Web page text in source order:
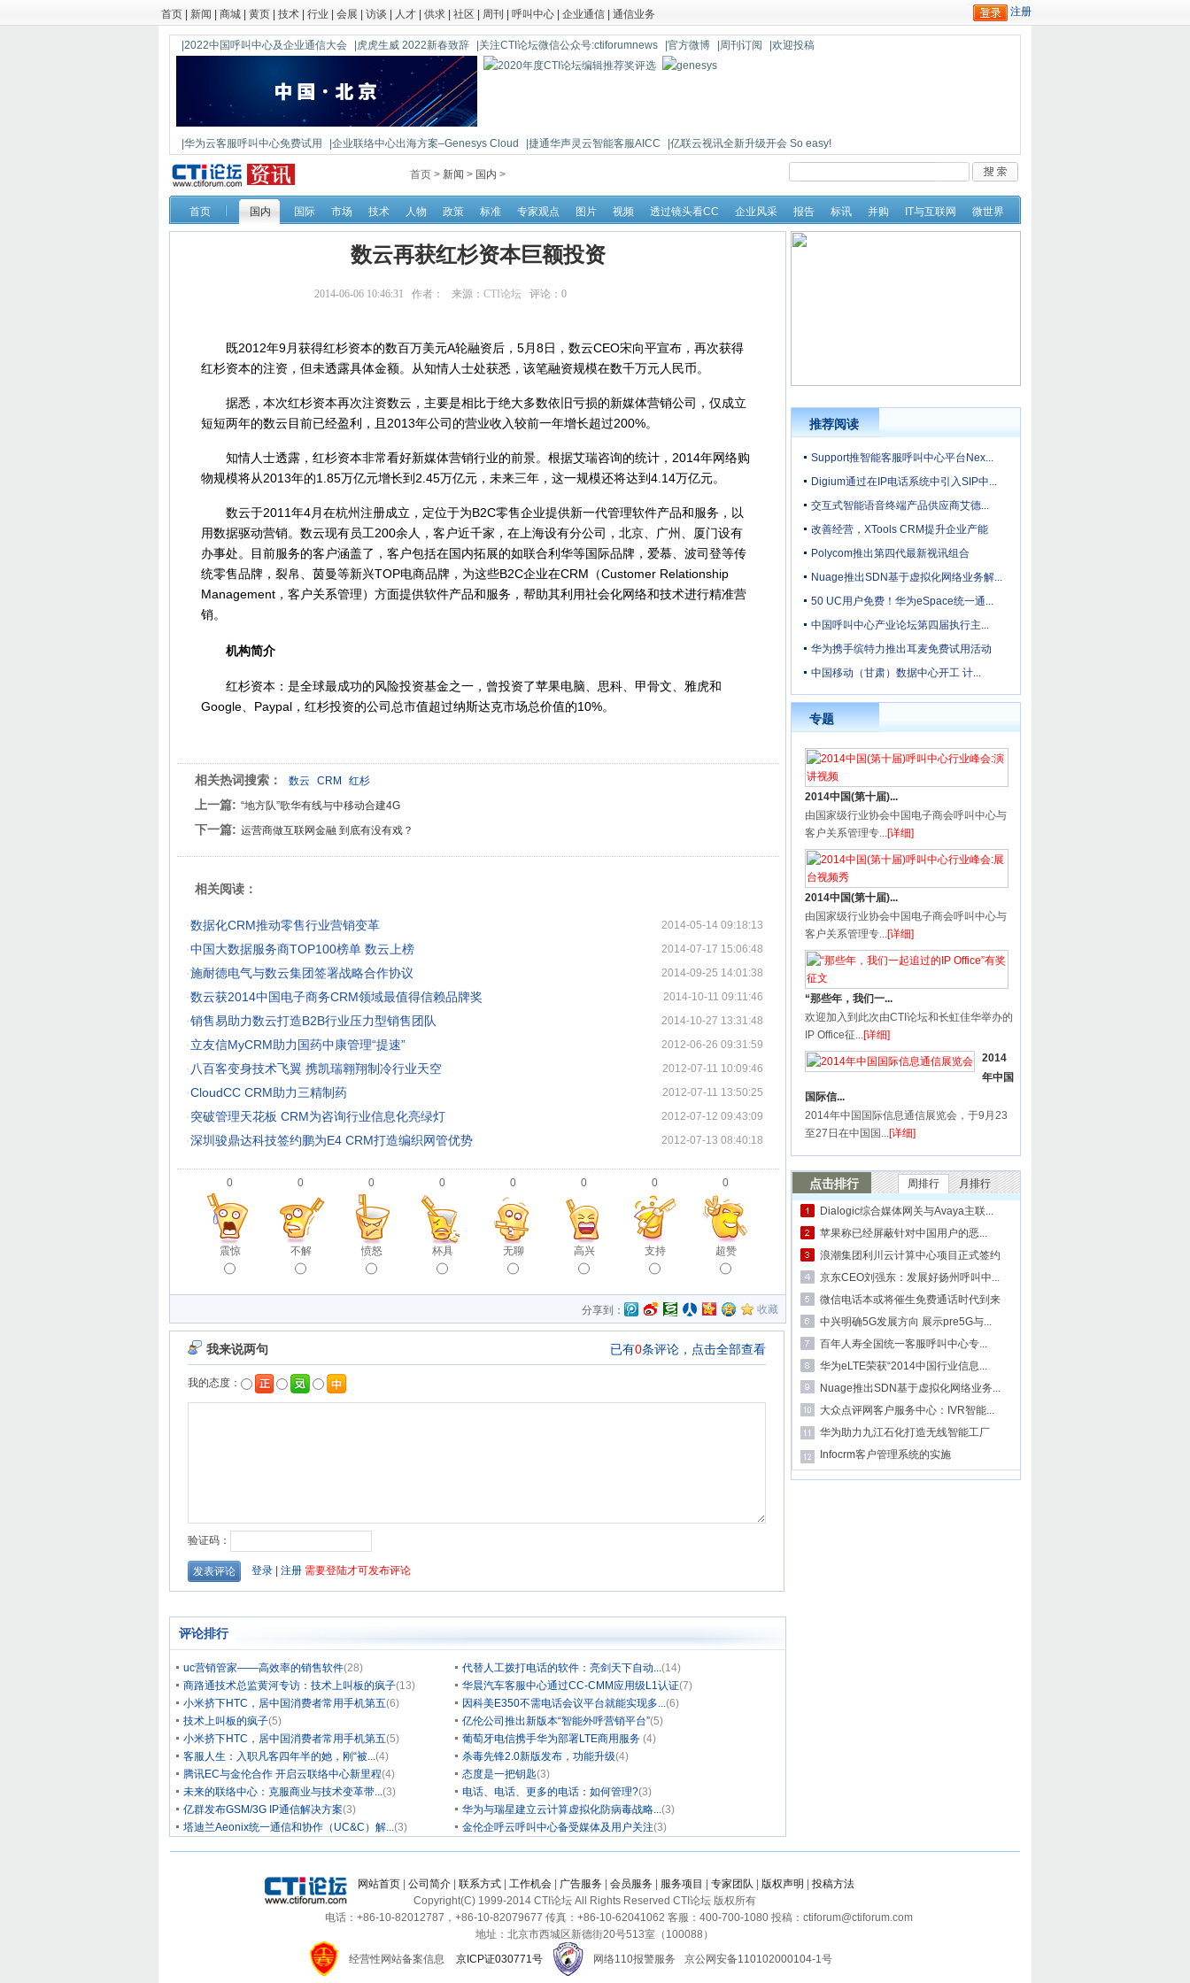
首页 新闻 商城 黄页 技术 行业 会展 访谈 人才 供求 社区 周刊 呼叫中心 企业通信 通信业务
|2022中国呼叫中心及企业通信大会 |虎虎生威 2022新春致辞 |关注CTI论坛微信公众号:ctiforumnews |官方微博 |周刊订阅 |欢迎投稿
|华为云客服呼叫中心免费试用 |企业联络中心出海方案–Genesys Cloud |捷通华声灵云智能客服AICC
|亿联云视讯全新升级开会 So easy!
|鼎信通达新一代语音网关DAG1000-4S
首页 > 新闻 > 国内 >
首页 国内 国际 市场 技术 人物 政策 标准 专家观点 图片 视频 透过镜头看CC 企业风采 报告 标讯 并购 IT与互联网 微世界
数云再获红杉资本巨额投资
2014-06-06 10:46:31 作者： 来源： CTI论坛 评论： 0
既2012年9月获得红杉资本的数百万美元A轮融资后，5月8日，数云CEO宋向平宣布，再次获得
红杉资本的注资，但未透露具体金额。从知情人士处获悉，该笔融资规模在数千万元人民币。
据悉，本次红杉资本再次注资数云，主要是相比于绝大多数依旧亏损的新媒体营销公司，仅成立
短短两年的数云目前已经盈利，且2013年公司的营业收入较前一年增长超过200%。
知情人士透露，红杉资本非常看好新媒体营销行业的前景。根据艾瑞咨询的统计，2014年网络购
物规模将从2013年的1.85万亿元增长到2.45万亿元，未来三年，这一规模还将达到4.14万亿元。
数云于2011年4月在杭州注册成立，定位于为B2C零售企业提供新一代管理软件产品和服务，以
用数据驱动营销。数云现有员工200余人，客户近千家，在上海设有分公司，北京、广州、厦门设有
办事处。目前服务的客户涵盖了，客户包括在国内拓展的如联合利华等国际品牌，爱慕、波司登等传
统零售品牌，裂帛、茵曼等新兴TOP电商品牌，为这些B2C企业在CRM（Customer Relationship
Management，客户关系管理）方面提供软件产品和服务，帮助其利用社会化网络和技术进行精准营
销。
机构简介
红杉资本：是全球最成功的风险投资基金之一，曾投资了苹果电脑、思科、甲骨文、雅虎和
Google、Paypal，红杉投资的公司总市值超过纳斯达克市场总价值的10%。
相关热词搜索： 数云 CRM 红杉
上一篇: “地方队”歌华有线与中移动合建4G
下一篇: 运营商做互联网金融 到底有没有戏？
相关阅读：
·数据化CRM推动零售行业营销变革 2014-05-14 09:18:13
·中国大数据服务商TOP100榜单 数云上榜 2014-07-17 15:06:48
·施耐德电气与数云集团签署战略合作协议 2014-09-25 14:01:38
·数云获2014中国电子商务CRM领域最值得信赖品牌奖 2014-10-11 09:11:46
·销售易助力数云打造B2B行业压力型销售团队 2014-10-27 13:31:48
·立友信MyCRM助力国药中康管理“提速” 2012-06-26 09:31:59
· 八百客变身技术飞翼 携凯瑞翱翔制冷行业天空 2012-07-11 10:09:46
·CloudCC CRM助力三精制药 2012-07-11 13:50:25
·突破管理天花板 CRM为咨询行业信息化亮绿灯 2012-07-12 09:43:09
·深圳骏鼎达科技签约鹏为E4 CRM打造编织网管优势 2012-07-13 08:40:18
0
震惊
0
不解
0
愤怒
0
杯具
0
无聊
0
高兴
0
支持
0
超赞
分享到： 收藏
评论排行
uc营销管家——高效率的销售软件(28) 代替人工拨打电话的软件：亮剑天下自动...(14)
商路通技术总监黄河专访：技术上叫板的疯子(13) 华晨汽车客服中心通过CC-CMM应用级L1认证(7)
小米挤下HTC，居中国消费者常用手机第五(6) 因科美E350不需电话会议平台就能实现多...(6)
技术上叫板的疯子(5) 亿伦公司推出新版本“智能外呼营销平台”(5)
小米挤下HTC，居中国消费者常用手机第五(5) 葡萄牙电信携手华为部署LTE商用服务 (4)
客服人生：入职凡客四年半的她，刚“被...(4) 杀毒先锋2.0新版发布，功能升级(4)
腾讯EC与金伦合作 开启云联络中心新里程(4) 态度是一把钥匙(3)
未来的联络中心：克服商业与技术变革带...(3) 电话、电话、更多的电话：如何管理?(3)
亿群发布GSM/3G IP通信解决方案(3) 华为与瑞星建立云计算虚拟化防病毒战略...(3)
塔迪兰Aeonix统一通信和协作（UC&C）解...(3) 金伦企呼云呼叫中心备受媒体及用户关注(3)
推荐阅读
Support推智能客服呼叫中心平台Nex...
Digium通过在IP电话系统中引入SIP中...
交互式智能语音终端产品供应商艾德...
改善经营，XTools CRM提升企业产能
Polycom推出第四代最新视讯组合
Nuage推出SDN基于虚拟化网络业务解...
50 UC用户免费！华为eSpace统一通...
中国呼叫中心产业论坛第四届执行主...
华为携手缤特力推出耳麦免费试用活动
中国移动（甘肃）数据中心开工 计...
专题
2014中国(第十届)...
由国家级行业协会中国电子商会呼叫中心与
客户关系管理专...[详细]
2014中国(第十届)...
由国家级行业协会中国电子商会呼叫中心与
客户关系管理专...[详细]
“那些年，我们一...
欢迎加入到此次由CTI论坛和长虹佳华举办的
IP Office征...[详细]
2014
年中国
国际信...
2014年中国国际信息通信展览会，于9月23
至27日在中国国...[详细]
点击排行 周排行 月排行
Dialogic综合媒体网关与Avaya主联...
苹果称已经屏蔽针对中国用户的恶...
浪潮集团利川云计算中心项目正式签约
京东CEO刘强东：发展好扬州呼叫中...
微信电话本或将催生免费通话时代到来
中兴明确5G发展方向 展示pre5G与...
百年人寿全国统一客服呼叫中心专...
华为eLTE荣获“2014中国行业信息...
Nuage推出SDN基于虚拟化网络业务...
大众点评网客户服务中心：IVR智能...
华为助力九江石化打造无线智能工厂
Infocrm客户管理系统的实施
网站首页 公司简介 联系方式 工作机会 广告服务 会员服务 服务项目 专家团队 版权声明
投稿方法
Copyright(C) 1999-2014 CTI论坛 All Rights Reserved CTI论坛 版权所有
电话：+86-10-82012787，+86-10-82079677 传真：+86-10-62041062 客服：400-700-1080 投稿：ctiforum@ctiforum.com
地址：北京市西城区新德街20号513室（100088）
经营性网站备案信息
京ICP证030771号 网络110报警服务 京公网安备110102000104-1号